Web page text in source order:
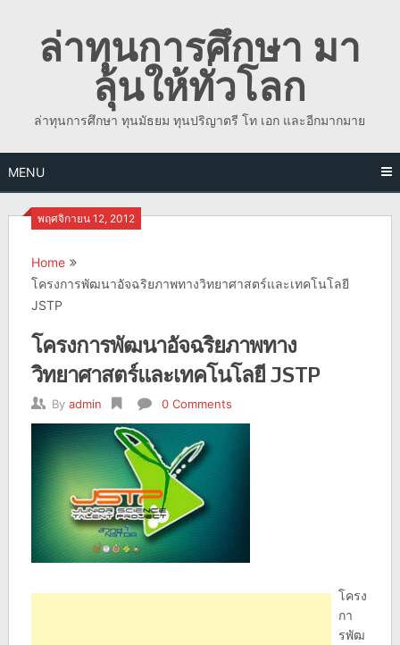
contentล่าทุนการศึกษา มา
ลุ้นให้ทั่วโลก
ล่าทุนการศึกษา ทุนมัธยม ทุนปริญาตรี โท เอก และอีกมากมาย
MENU
พฤศจิกายน 12, 2012
Home
โครงการพัฒนาอัจฉริยภาพทางวิทยาศาสตร์และเทคโนโลยี
JSTP
โครงการพัฒนาอัจฉริยภาพทาง
วิทยาศาสตร์และเทคโนโลยี JSTP
By admin 0 Comments
โครง
กา
รพัฒ